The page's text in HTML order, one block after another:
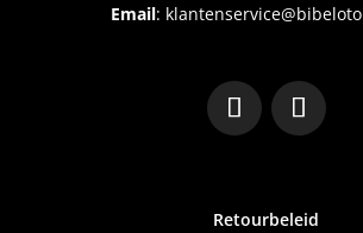
Email:
Retourbeleid